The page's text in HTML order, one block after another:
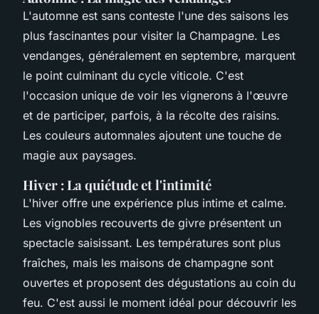
L'automne est sans conteste l'une des saisons les
plus fascinantes pour visiter la Champagne. Les
vendanges, généralement en septembre, marquent
le point culminant du cycle viticole. C'est
l'occasion unique de voir les vignerons à l'œuvre
et de participer, parfois, à la récolte des raisins.
Les couleurs automnales ajoutent une touche de
magie aux paysages.
Hiver : La quiétude et l'intimité
L'hiver offre une expérience plus intime et calme.
Les vignobles recouverts de givre présentent un
spectacle saisissant. Les températures sont plus
fraîches, mais les maisons de champagne sont
ouvertes et proposent des dégustations au coin du
feu. C'est aussi le moment idéal pour découvrir les